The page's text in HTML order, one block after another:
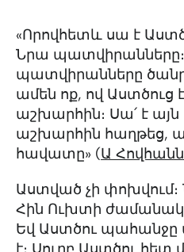
«Որովհետև սա է
Նրա
պատվիրանները ծանր
ամեն ոք, ով Աստծուց
աշխարհին։ Սա՛ է այն
աշխարհին հաղթեց,
հավատը» (Ա
Աստված չի փոխվում։
Հին Ուխտի ժամանակ
Եվ Աստծու պահանջը